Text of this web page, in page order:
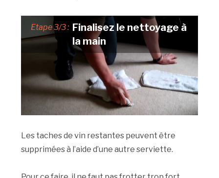
Etape 3/3 : Finalisez le nettoyage à
la main
Les taches de vin restantes peuvent être
supprimées à l’aide d’une autre serviette.